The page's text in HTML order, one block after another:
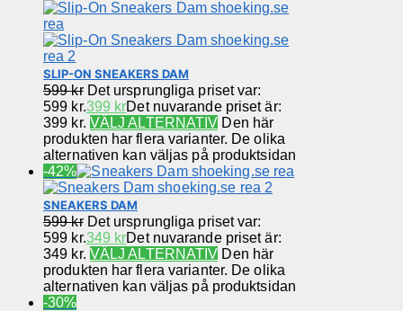
SLIP-ON SNEAKERS DAM
599kr Det ursprungliga priset var:
599 kr.399 krDet nuvarande priset är:
399 kr. VÄLJ ALTERNATIV Den här
produkten har flera varianter. De olika
alternativen kan väljas på produktsidan
-42%
SNEAKERS DAM
599kr Det ursprungliga priset var:
599 kr.349 krDet nuvarande priset är:
349 kr. VÄLJ ALTERNATIV Den här
produkten har flera varianter. De olika
alternativen kan väljas på produktsidan
-30%